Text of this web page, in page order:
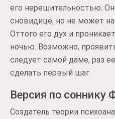
его нерешительностью. Он
сновидице, но не может
Оттого его дух и
ночью. Возможно,
следует самой даме, раз
сделать первый шаг.
Версия по соннику
Создатель теории